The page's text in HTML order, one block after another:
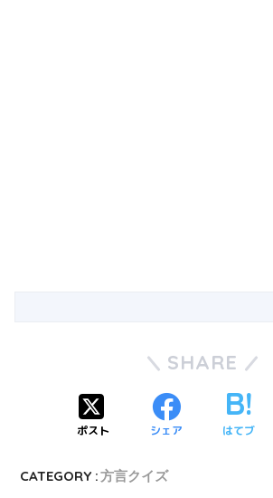
SHARE
ポスト シェア はてブ
CATEGORY :方言クイズ